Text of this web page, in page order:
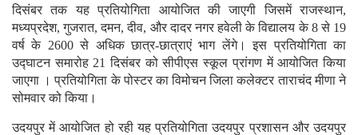
दिसंबर तक यह प्रतियोगिता आयोजित की जाएगी जिसमें राजस्थान,
मध्यप्रदेश, गुजरात, दमन, दीव, और दादर नगर हवेली के विद्यालय के 8 से 19
वर्ष के 2600 से अधिक छात्र-छात्राएं भाग लेंगे। इस प्रतियोगिता का
उद्घाटन समारोह 21 दिसंबर को सीपीएस स्कूल प्रांगण में आयोजित किया
जाएगा । प्रतियोगिता के पोस्टर का विमोचन जिला कलेक्टर ताराचंद मीणा ने
सोमवार को किया।
उदयपुर में आयोजित हो रही यह प्रतियोगिता उदयपुर प्रशासन और उदयपुर